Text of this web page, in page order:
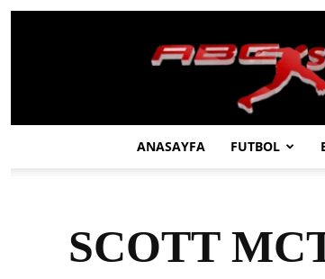
ABC
SPOR
ANASAYFA FUTBOL
SCOTT